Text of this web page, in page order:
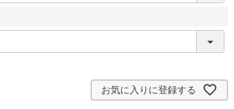
お気に入りに登録する